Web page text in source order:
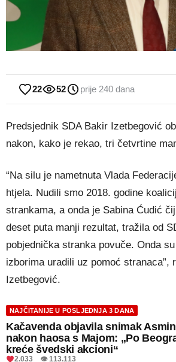
22 52 prije 240 dana
Predsjednik SDA Bakir Izetbegović
nakon, kako je rekao, tri četvrtine
“Na silu je nametnuta Vlada
htjela. Nudili smo 2018. godine
strankama, a onda je Sabina Ćudić
deset puta manji rezultat, tražila od
pobjednička stranka povuče. Onda
izborima uradili uz pomoć stranaca”,
Izetbegović.
NAJČITANIJE U POSLJEDNJA 3 DANA
Kačavenda objavila snimak
nakon haosa s Majom: „Po
kreće švedski akcioni“
2.033 👁 113.113